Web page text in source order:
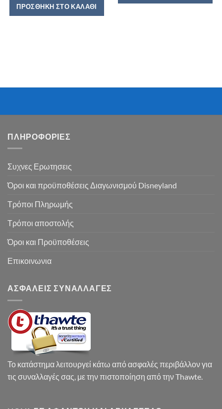
ΠΡΟΣΘΉΚΗ ΣΤΟ ΚΑΛΆΘΙ
ΠΛΗΡΟΦΟΡΙΕΣ
Συχνες Ερωτησεις
Όροι και προϋποθέσεις Διαγωνισμού Disneyland
Τρόποι Πληρωμής
Τρόποι αποστολής
Όροι και Προϋποθέσεις
Επικοινωνια
ΑΣΦΑΛΕΙΣ ΣΥΝΑΛΛΑΓΕΣ
Το κατάστημα λειτουργεί κάτω από ασφαλές περιβάλλον για
τις συναλλαγές σας, με την πιστοποίηση από την Thawte.